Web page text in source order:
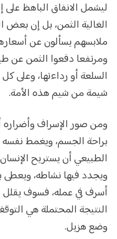
ليشمل الانفاق الباهظ على
الغالية الثمن، بل إن
ملابسهم يسألون عن
ومرتفعا دفعوا الثمن
السلعة أو رداءتها، وعلى
شيمة من شيم هذه الأمة.
ومن صور الإسراف وأضراره
براحة الجسم، ويغمط
الطبيعي أن يستريح الإنسان
ويجدد فيها نشاطه، ويعطى
أسرف في عمله، فسوف
النتيجة المحتملة هي
وضع هزيل.